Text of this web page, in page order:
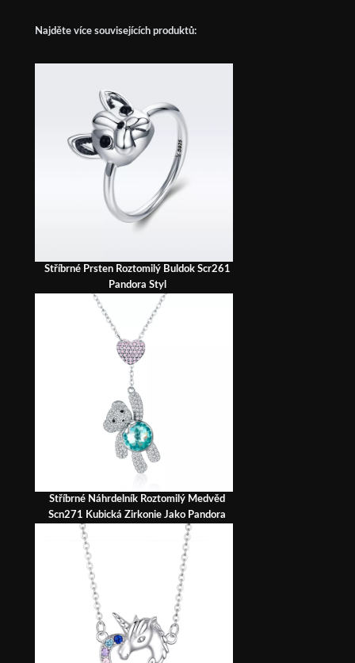
Najděte více souvisejících produktů:
Stříbrné Prsten Roztomilý Buldok Scr261
Pandora Styl
Stříbrné Náhrdelník Roztomilý Medvěd
Scn271 Kubická Zirkonie Jako Pandora